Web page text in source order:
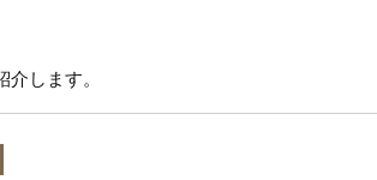
します。